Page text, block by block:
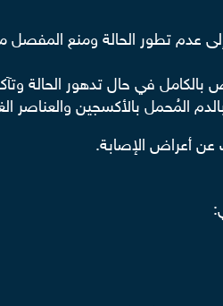
عدم تطور الحالة ومنع
في حال تدهور الحالة
المُحمل بالأكسجين والعناصر
عن أعراض الإصابة.